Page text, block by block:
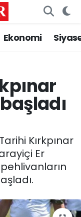
Ekonomi
Kırkpınar
Er
Fikstür